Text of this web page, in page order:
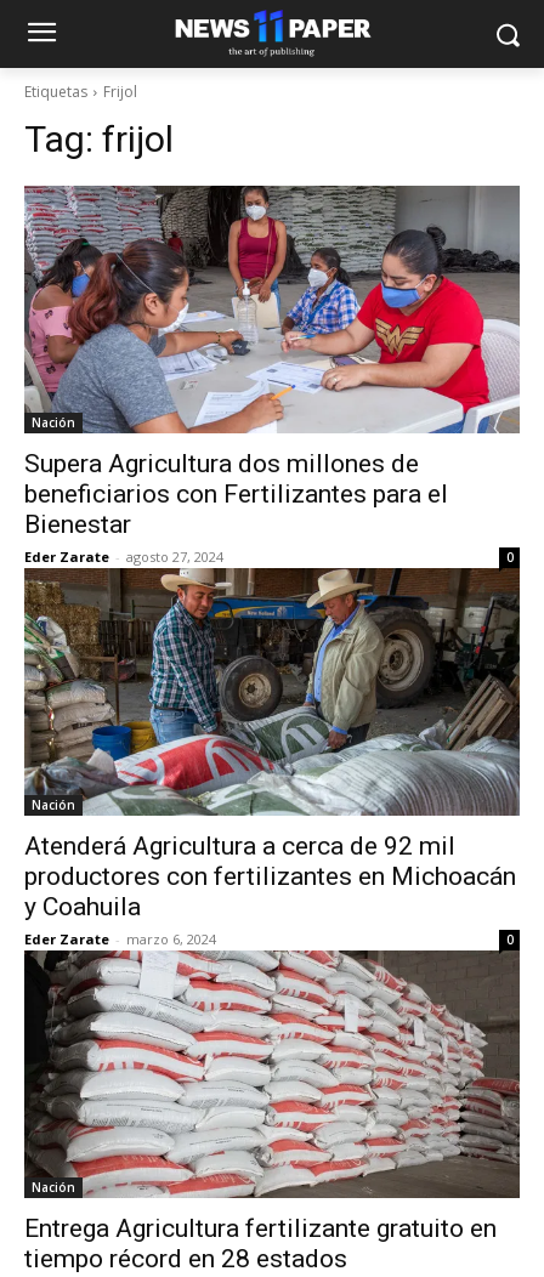
Etiquetas Frijol
Tag: frijol
Nación
Supera Agricultura dos millones de
beneficiarios con Fertilizantes para el
Bienestar
Eder Zarate - agosto 27, 2024 0
Nación
Atenderá Agricultura a cerca de 92 mil
productores con fertilizantes en Michoacán
y Coahuila
Eder Zarate - marzo 6, 2024 0
Nación
Entrega Agricultura fertilizante gratuito en
tiempo récord en 28 estados